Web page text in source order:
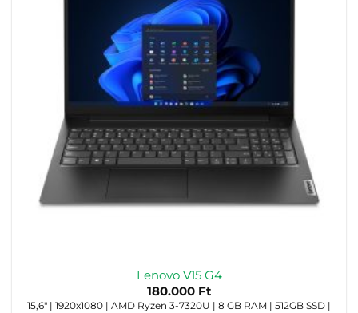
Lenovo V15 G4
180.000 Ft
15,6" | 1920x1080 | AMD Ryzen 3-7320U | 8 GB RAM | 512GB SSD |